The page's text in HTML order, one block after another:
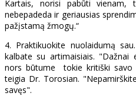
Kartais, norisi pabūti vienam,
nebepadeda ir geriausias
pažįstamą žmogų.“
4. Praktikuokite nuolaidumą
kalbate su artimaisiais. "Dažnai
nors būtume tokie kritiški savo
teigia Dr. Torosian.
savęs".